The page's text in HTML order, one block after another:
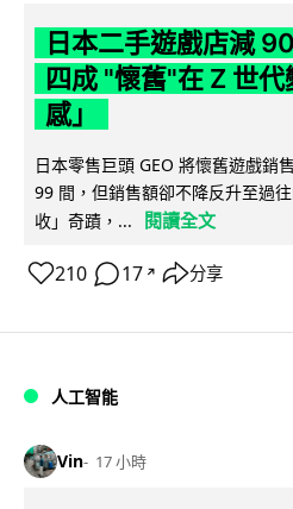
日本二手遊戲店減
四成 "懷舊"在 Z 世
感」
日本零售巨頭 GEO 將懷舊遊戲銷
99 間，但銷售額卻不降反升至過
收」奇蹟，...
閱讀全文
210 17 ↗ 分享
人工智能
Vin 17 小時